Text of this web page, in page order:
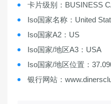
卡片级别：BUSINESS
Iso国家名称：United
Iso国家A2：US
Iso国家/地区A3：USA
Iso国家/地区位置：
银行网站：